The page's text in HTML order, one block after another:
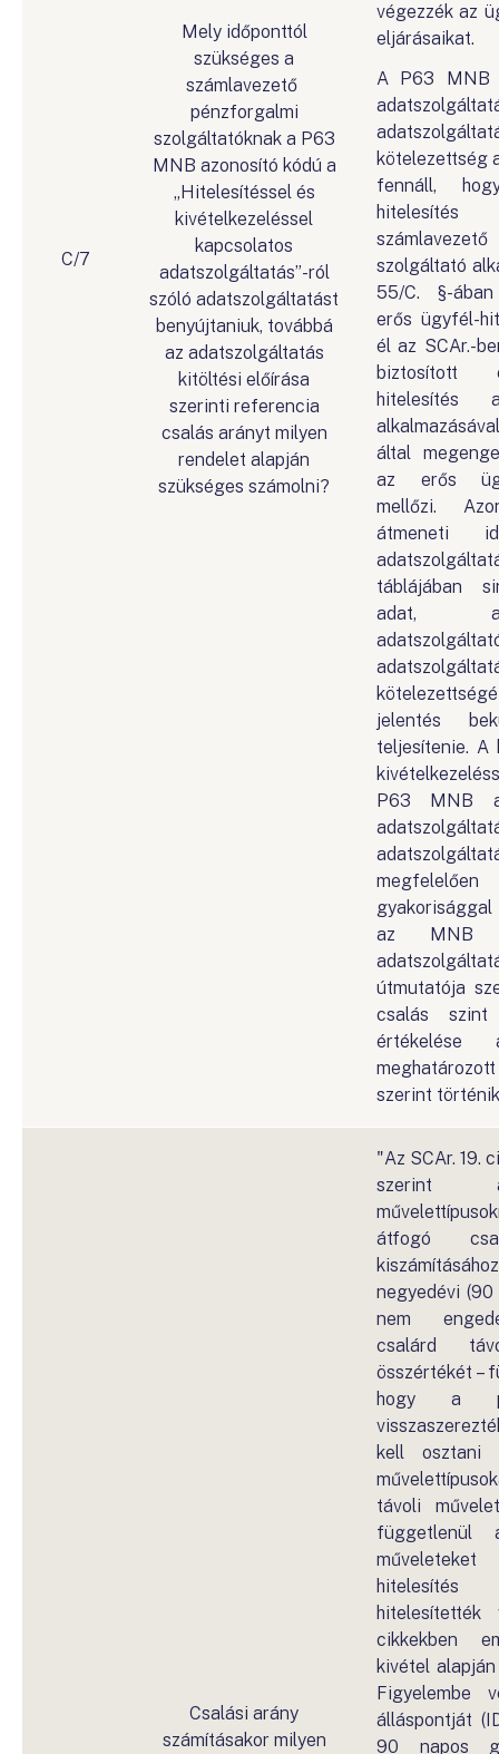
C/7
Mely időponttól
szükséges a
számlavezető
pénzforgalmi
szolgáltatóknak a P63
MNB azonosító kódú a
„Hitelesítéssel és
kivételkezeléssel
kapcsolatos
adatszolgáltatás”-ról
szóló adatszolgáltatást
benyújtaniuk, továbbá
az adatszolgáltatás
kitöltési előírása
szerinti referencia
csalás arányt milyen
rendelet alapján
szükséges számolni?
végezzék az
eljárásaikat.
A P63 MNB
kötelezettség
fennáll,
szolgáltató
55/C. §-
erős ügyfél-
él az SCAr.-
biztosított
hitelesítés
által
az erős
mellőzi.
átmeneti
táblájában
adat,
jelentés
teljesítenie. A
P63 MNB
az MNB
útmutatója
csalás szint
értékelése
szerint
Csalási arány
számításakor milyen
"Az SCAr. 19.
szerint
átfogó
negyedévi (90
nem
csalárd
összértékét –
hogy a
kell osztani
távoli
hitelesítés
cikkekben
kivétel
álláspontját
90 napos